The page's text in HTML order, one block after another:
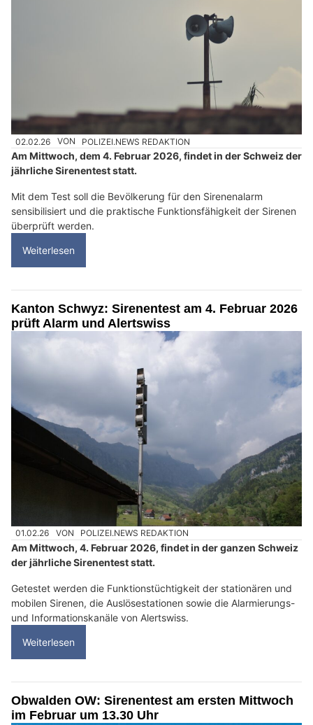
02.02.26 VON POLIZEI.NEWS REDAKTION
Am Mittwoch, dem 4. Februar 2026, findet in der Schweiz der
jährliche Sirenentest statt.
Mit dem Test soll die Bevölkerung für den Sirenenalarm
sensibilisiert und die praktische Funktionsfähigkeit der Sirenen
überprüft werden.
Weiterlesen
Kanton Schwyz: Sirenentest am 4. Februar 2026
prüft Alarm und Alertswiss
01.02.26 VON POLIZEI.NEWS REDAKTION
Am Mittwoch, 4. Februar 2026, findet in der ganzen Schweiz
der jährliche Sirenentest statt.
Getestet werden die Funktionstüchtigkeit der stationären und
mobilen Sirenen, die Auslösestationen sowie die Alarmierungs-
und Informationskanäle von Alertswiss.
Weiterlesen
Obwalden OW: Sirenentest am ersten Mittwoch
im Februar um 13.30 Uhr